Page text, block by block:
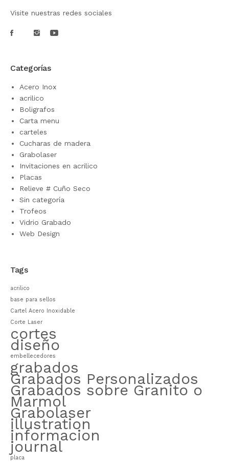
Visite nuestras redes sociales
Categorías
Acero Inox
acrilico
Boligrafos
Carta menu
carteles
Cucharas de madera
Grabolaser
Invitaciones en acrilico
Placas
Relieve # Cuño Seco
Sin categoría
Trofeos
Vidrio Grabado
Web Design
Tags
acrilico
base para sellos
Cartel Acero Inoxidable
Corte Laser
cortes
diseño
embellecedores
grabados
Grabados Personalizados
Grabados sobre Granito o
Marmol
Grabolaser
illustration
informacion
journal
placa